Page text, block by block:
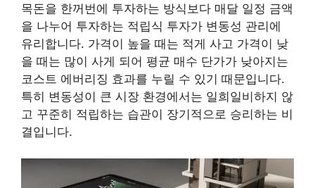
목돈을 한꺼번에 투자하는 방식보다 매달 일정 금액
을 나누어 투자하는 적립식 투자가 변동성 관리에
유리합니다. 가격이 높을 때는 적게 사고 가격이 낮
을 때는 많이 사게 되어 평균 매수 단가가 낮아지는
코스트 에버리징 효과를 누릴 수 있기 때문입니다.
특히 변동성이 큰 시장 환경에서는 일희일비하지 않
고 꾸준히 적립하는 습관이 장기적으로 승리하는 비
결입니다.